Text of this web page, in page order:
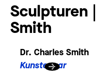
Sculpturen
Smith
Dr. Charles Smith
Kunstenaar